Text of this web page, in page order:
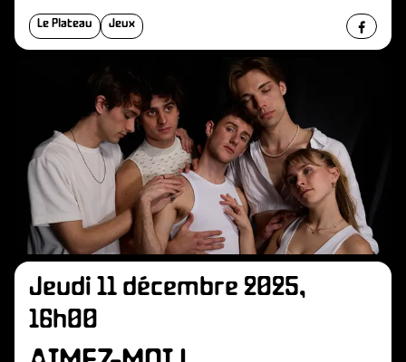
Le Plateau Jeux
Jeudi 11 décembre 2025,
16h00